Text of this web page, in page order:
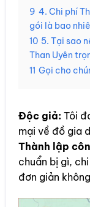
9 4. Chi phí
gói là bao
10 5. Tại sao
Than Uyên
11 Gọi cho
Độc giả: Tôi
mại về đồ gia
Thành lập
chuẩn bị gì,
đơn giản